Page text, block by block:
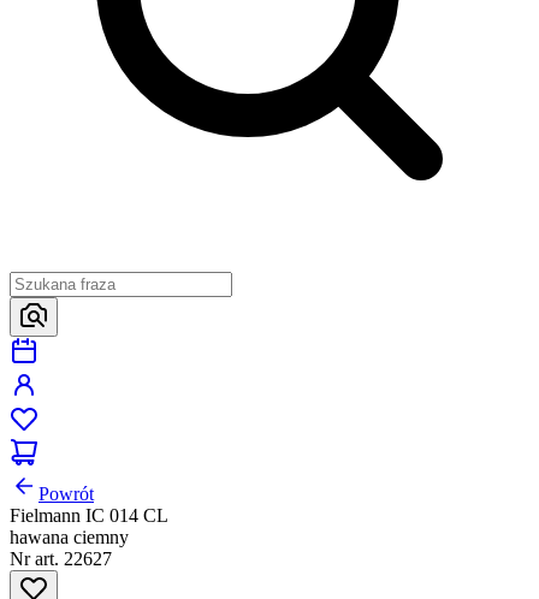
Powrót
Fielmann IC 014 CL
hawana ciemny
Nr art. 22627